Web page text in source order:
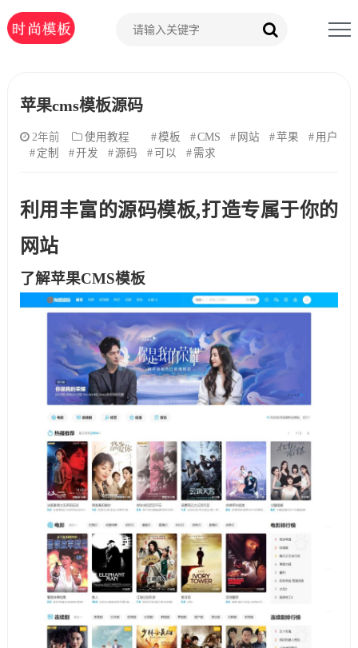
苹果cms模板源码
2年前 使用教程 模板 CMS 网站 苹果
用户
定制
开发 源码 可以 需求
利用丰富的源码模板,打造专属于你的
网站
了解苹果CMS模板